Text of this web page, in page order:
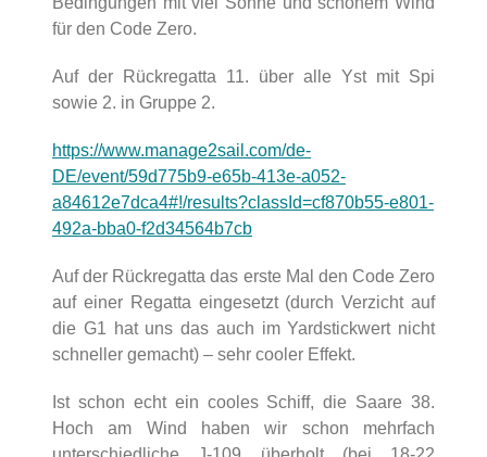
für den Code Zero.
Auf der Rückregatta 11. über alle Yst mit Spi
sowie 2. in Gruppe 2.
https://www.manage2sail.com/de-
DE/event/59d775b9-e65b-413e-a052-
a84612e7dca4#!/results?classId=cf870b55-e801-
492a-bba0-f2d34564b7cb
Auf der Rückregatta das erste Mal den Code Zero
auf einer Regatta eingesetzt (durch Verzicht auf
die G1 hat uns das auch im Yardstickwert nicht
schneller gemacht) – sehr cooler Effekt.
Ist schon echt ein cooles Schiff, die Saare 38.
Hoch am Wind haben wir schon mehrfach